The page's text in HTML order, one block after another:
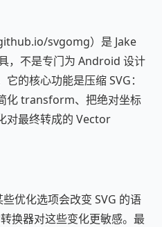
svgomg）是 Jake
，不是专门为 Android 设计
的核心功能是压缩 SVG：
化 transform、把绝对坐标
对最终转成的 Vector
优化选项会改变 SVG 的语
换器对这些变化更敏感。最